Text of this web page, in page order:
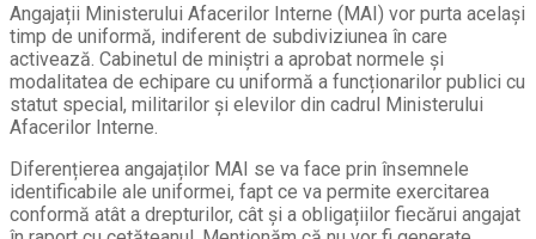
Angajații Ministerului Afacerilor Interne (MAI) vor purta același
timp de uniformă, indiferent de subdiviziunea în care
activează. Cabinetul de miniștri a aprobat normele și
modalitatea de echipare cu uniformă a funcționarilor publici cu
statut special, militarilor și elevilor din cadrul Ministerului
Afacerilor Interne.
Diferențierea angajaților MAI se va face prin însemnele
identificabile ale uniformei, fapt ce va permite exercitarea
conformă atât a drepturilor, cât și a obligațiilor fiecărui angajat